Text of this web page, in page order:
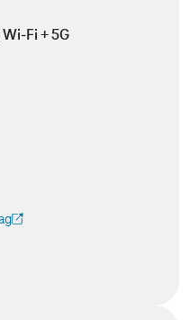
Fi + 5G
geöffnet)